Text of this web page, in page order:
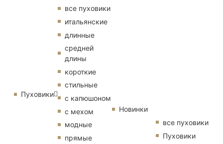
Пуховики
все пуховики
итальянские
длинные
средней
длины
короткие
стильные
с капюшоном
с мехом
модные
прямые
Новинки
все пуховики
Пуховики